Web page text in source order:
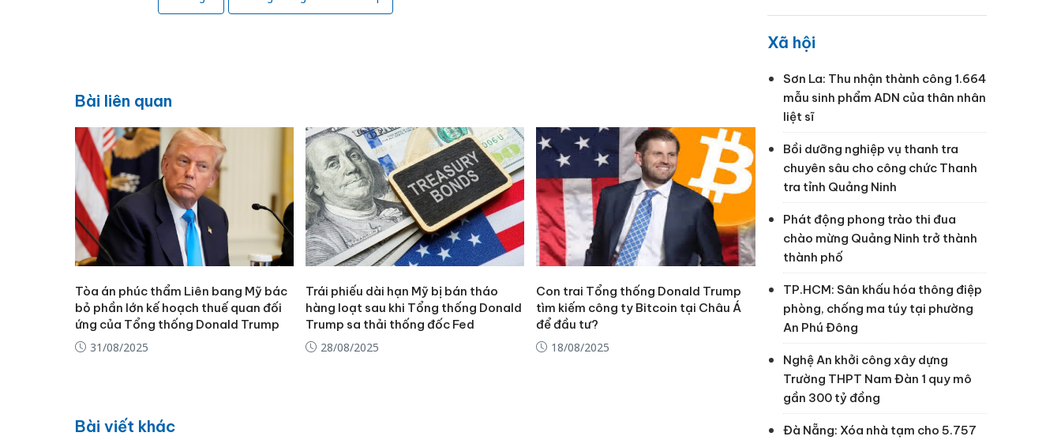
Bài liên quan
Tòa án phúc thẩm Liên bang Mỹ bác
bỏ phần lớn kế hoạch thuế quan đối
ứng của Tổng thống Donald Trump
31/08/2025
Trái phiếu dài hạn Mỹ bị bán tháo
hàng loạt sau khi Tổng thống Donald
Trump sa thải thống đốc Fed
28/08/2025
Con trai Tổng thống Donald Trump
tìm kiếm công ty Bitcoin tại Châu Á
để đầu tư?
18/08/2025
Bài viết khác
Xã hội
Sơn La: Thu nhận thành công 1.664
mẫu sinh phẩm ADN của thân nhân
liệt sĩ
Bồi dưỡng nghiệp vụ thanh tra
chuyên sâu cho công chức Thanh
tra tỉnh Quảng Ninh
Phát động phong trào thi đua
chào mừng Quảng Ninh trở thành
thành phố
TP.HCM: Sân khấu hóa thông điệp
phòng, chống ma túy tại phường
An Phú Đông
Nghệ An khởi công xây dựng
Trường THPT Nam Đàn 1 quy mô
gần 300 tỷ đồng
Đà Nẵng: Xóa nhà tạm cho 5.757